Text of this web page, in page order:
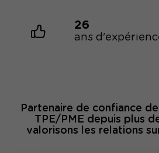
26
ans
Partenaire de confiance
TPE/PME depuis plus
valorisons les relations